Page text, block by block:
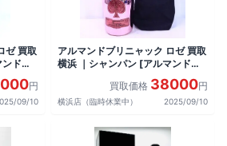
ゼ 買取
ドブ
円
09/10
アルマンドブリニャック ロゼ 買取
横浜 ｜シャンパン [アルマンドブ
リニャック ロゼ]をお酒
買取価格 38000円
横浜店（臨時休業中） 2025/09/10